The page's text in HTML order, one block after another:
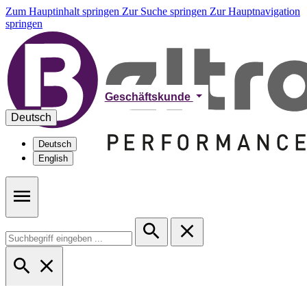
Zum Hauptinhalt springen Zur Suche springen Zur Hauptnavigation
springen
Geschäftskunde
Deutsch
Deutsch
English